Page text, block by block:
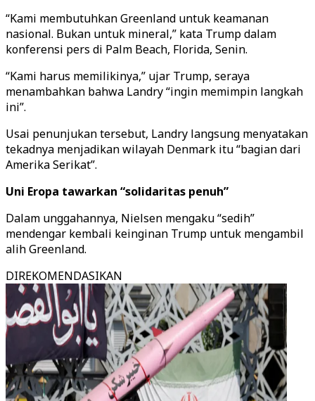
“Kami membutuhkan Greenland untuk keamanan
nasional. Bukan untuk mineral,” kata Trump dalam
konferensi pers di Palm Beach, Florida, Senin.
“Kami harus memilikinya,” ujar Trump, seraya
menambahkan bahwa Landry “ingin memimpin langkah
ini”.
Usai penunjukan tersebut, Landry langsung menyatakan
tekadnya menjadikan wilayah Denmark itu “bagian dari
Amerika Serikat”.
Uni Eropa tawarkan “solidaritas penuh”
Dalam unggahannya, Nielsen mengaku “sedih”
mendengar kembali keinginan Trump untuk mengambil
alih Greenland.
DIREKOMENDASIKAN